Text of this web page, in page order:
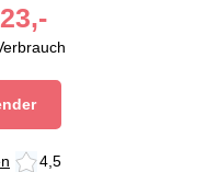
4,5